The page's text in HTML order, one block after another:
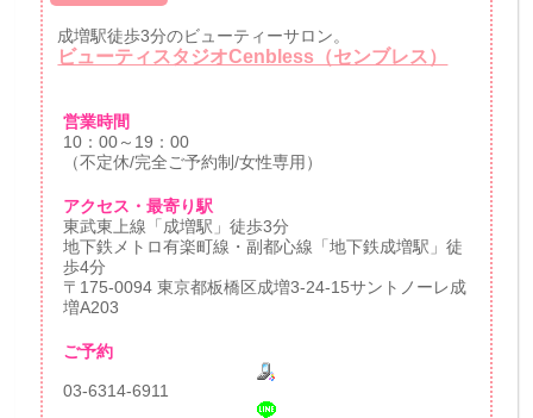
成増駅徒歩3分のビューティーサロン。
ビューティスタジオCenbless（センブレス）
営業時間
10：00～19：00
（不定休/完全ご予約制/女性専用）
アクセス・最寄り駅
東武東上線「成増駅」徒歩3分
地下鉄メトロ有楽町線・副都心線「地下鉄成増駅」徒
歩4分
〒175-0094 東京都板橋区成増3-24-15サントノーレ成
増A203
ご予約
03-6314-6911